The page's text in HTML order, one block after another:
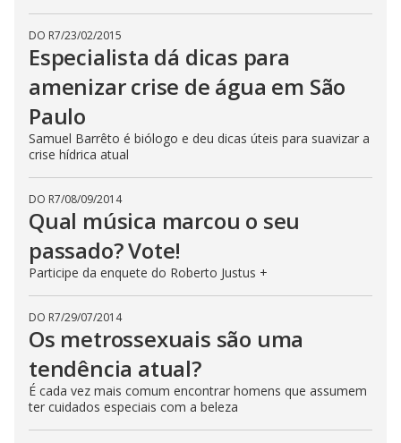
DO R7/23/02/2015
Especialista dá dicas para
amenizar crise de água em São
Paulo
Samuel Barrêto é biólogo e deu dicas úteis para suavizar a
crise hídrica atual
DO R7/08/09/2014
Qual música marcou o seu
passado? Vote!
Participe da enquete do Roberto Justus +
DO R7/29/07/2014
Os metrossexuais são uma
tendência atual?
É cada vez mais comum encontrar homens que assumem
ter cuidados especiais com a beleza